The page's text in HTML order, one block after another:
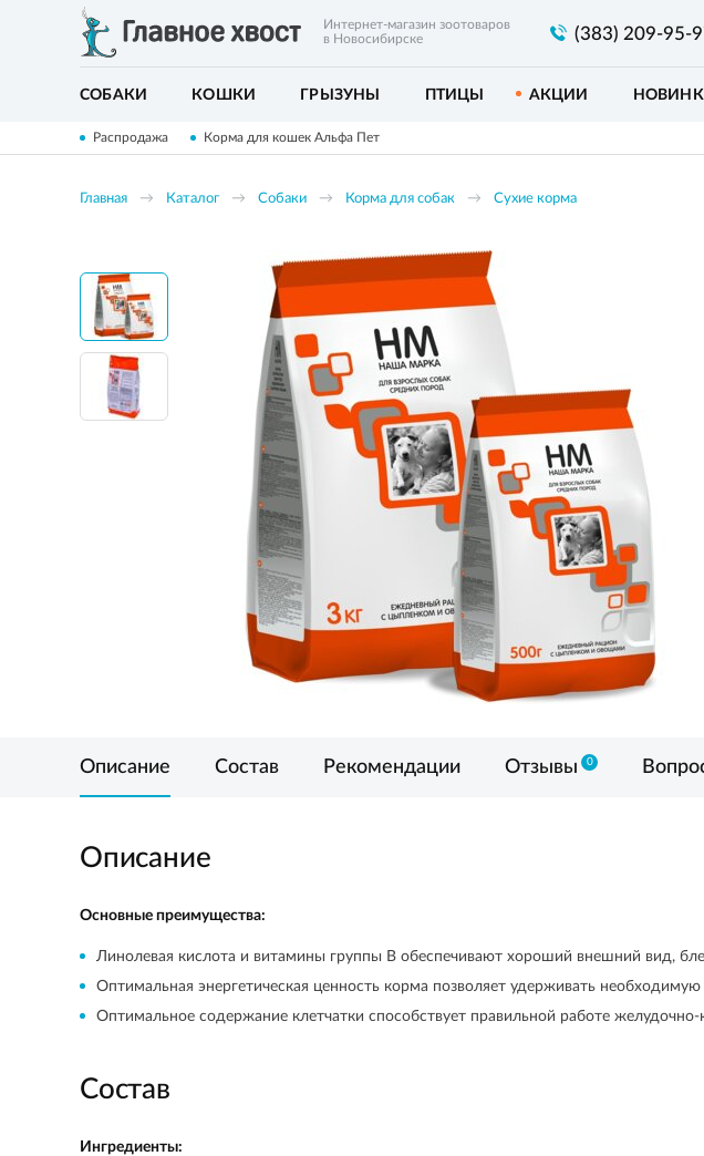
Интернет-магазин зоотоваров
в Новосибирске
(383) 209-95-
СОБАКИ КОШКИ ГРЫЗУНЫ ПТИЦЫ АКЦИИ
Распродажа Корма для кошек Альфа Пет
Главная Каталог Собаки Корма для собак Сухие корма
Описание Состав Рекомендации Отзывы 0
Описание
Основные преимущества:
Линолевая кислота и витамины группы В обеспечивают хороший внешний вид,
Оптимальная энергетическая ценность корма позволяет удерживать
Оптимальное содержание клетчатки способствует правильной работе
Состав
Ингредиенты: